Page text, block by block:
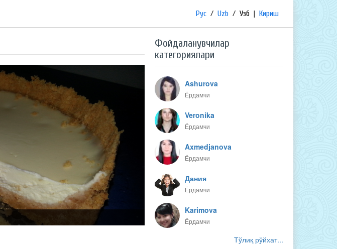
Рус / Uzb / Узб | Кириш
Фойдаланувчилар
категориялари
Ashurova
Ёрдамчи
Veronika
Ёрдамчи
Axmedjanova
Ёрдамчи
Дания
Ёрдамчи
Karimova
Ёрдамчи
Тўлиқ рўйхат...